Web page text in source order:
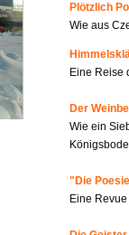
Plötzlich
Wie aus
Eine Reise
Der
Wie ein
"Die
Eine